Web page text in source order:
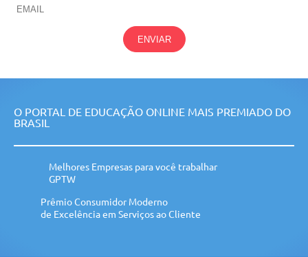
ENVIAR
O PORTAL DE EDUCAÇÃO ONLINE MAIS PREMIADO DO
BRASIL
Melhores Empresas para você trabalhar
GPTW
Prêmio Consumidor Moderno
de Excelência em Serviços ao Cliente